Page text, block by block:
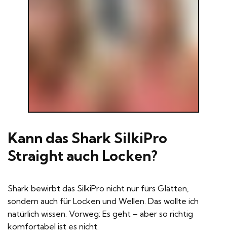
Kann das Shark SilkiPro
Straight auch Locken?
Shark bewirbt das SilkiPro nicht nur fürs Glätten,
sondern auch für Locken und Wellen. Das wollte ich
natürlich wissen. Vorweg: Es geht – aber so richtig
komfortabel ist es nicht.